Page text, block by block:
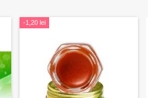
-1,20 lei